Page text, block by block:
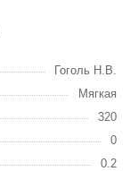
Гоголь Н.В.
Мягкая
320
0
0.2